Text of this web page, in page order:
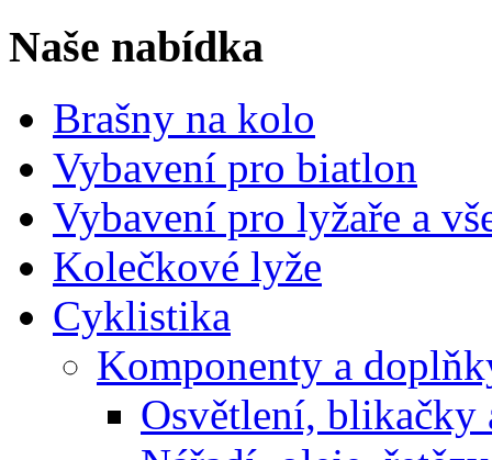
Naše nabídka
Brašny na kolo
Vybavení pro biatlon
Vybavení pro lyžaře a
Kolečkové lyže
Cyklistika
Komponenty a
Osvětlení, blikačky